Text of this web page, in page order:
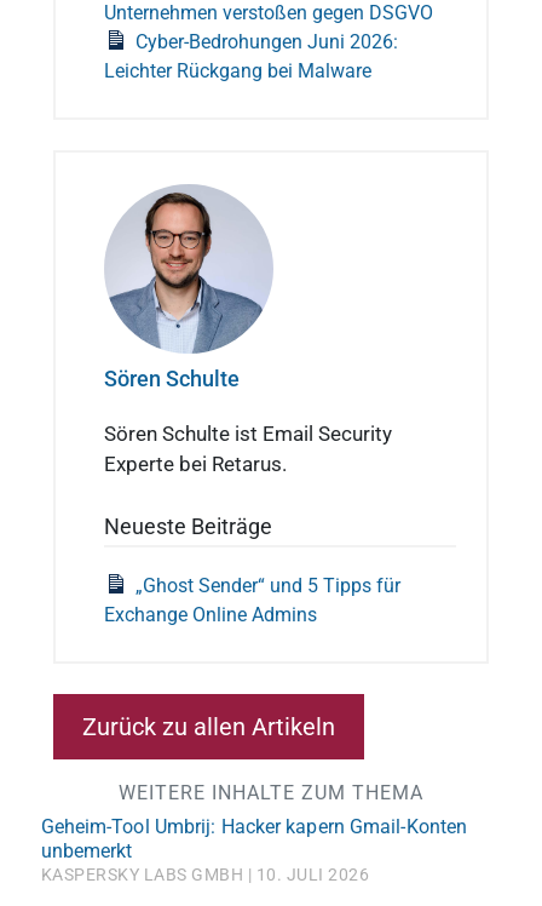
Unternehmen verstoßen gegen DSGVO
Cyber-Bedrohungen Juni 2026:
Leichter Rückgang bei Malware
Sören Schulte
Sören Schulte ist Email Security
Experte bei Retarus.
Neueste Beiträge
„Ghost Sender“ und 5 Tipps für
Exchange Online Admins
Zurück zu allen Artikeln
WEITERE INHALTE ZUM THEMA
Geheim-Tool Umbrij: Hacker kapern Gmail-Konten
unbemerkt
KASPERSKY LABS GMBH 10. JULI 2026